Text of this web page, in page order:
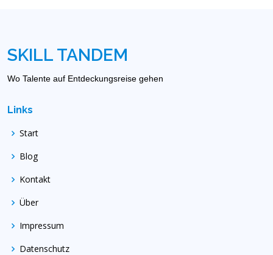
SKILL TANDEM
Wo Talente auf Entdeckungsreise gehen
Links
Start
Blog
Kontakt
Über
Impressum
Datenschutz